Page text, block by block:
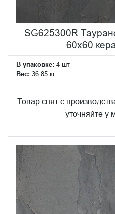
SG625300R
60x60
В упаковке: 4 шт
Вес: 36.85 кг
Товар снят с
уточняйте у